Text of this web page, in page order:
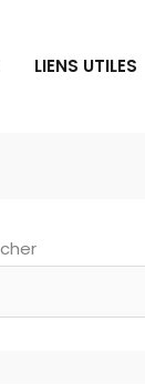
LIENS UTILES